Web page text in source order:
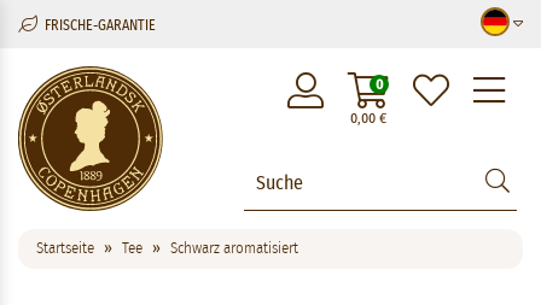
FRISCHE-GARANTIE
0,00€
0
Startseite Tee Schwarz aromatisiert